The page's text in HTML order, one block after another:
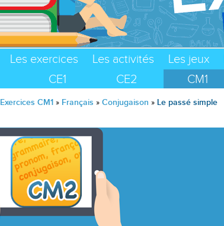
Les exercices Les activités Les jeux
CE1 CE2 CM1
Exercices CM1 » Français » Conjugaison » Le passé simple